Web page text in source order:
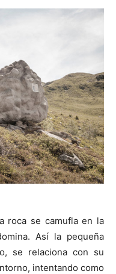
roca se camufla en la
Así la pequeña
se relaciona con su
intentando como